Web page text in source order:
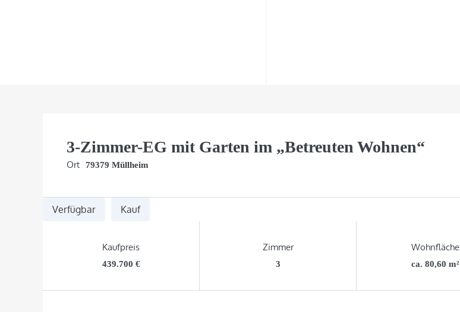
3-Zimmer-EG mit Garten im „Betreuten Wohnen“
Ort 79379 Müllheim
Verfügbar Kauf
Kaufpreis
439.700 €
Zimmer
3
Wohnfläche
ca. 80,60 m²